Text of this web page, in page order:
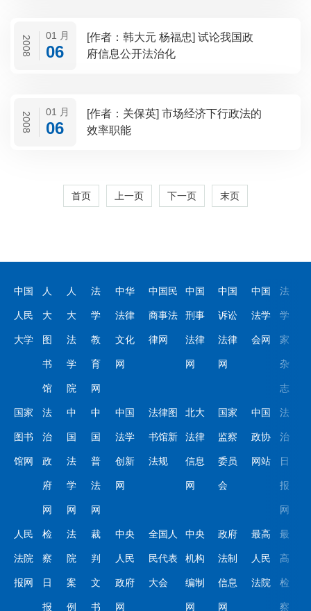
2008 01 月
06
[作者：韩大元 杨福忠] 试论我国政
府信息公开法治化
2008 01 月
06
[作者：关保英] 市场经济下行政法的
效率职能
首页 上一页 下一页 末页
中国
人民
大学
人
大
图
书
馆
人
大
法
学
院
法
学
教
育
网
中华
法律
文化
网
中国民
商事法
律网
中国
刑事
法律
网
中国
诉讼
法律
网
中国
法学
会网
法
学
家
杂
志
国家
图书
馆网
法
治
政
府
网
中
国
法
学
网
中
国
普
法
网
中国
法学
创新
网
法律图
书馆新
法规
北大
法律
信息
网
国家
监察
委员
会
中国
政协
网站
法
治
日
报
网
人民
法院
报网
检
察
日
报
法
院
案
例
裁
判
文
书
中央
人民
政府
网
全国人
民代表
大会
中央
机构
编制
网
政府
法制
信息
网
最高
人民
法院
最
高
检
察